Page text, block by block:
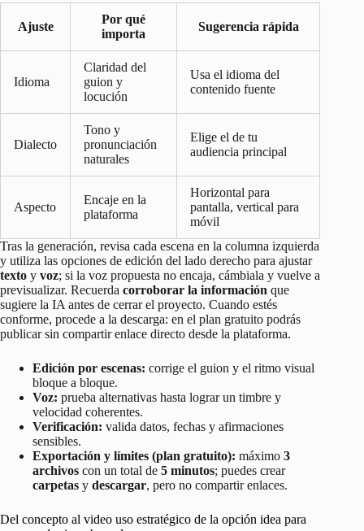
Ajuste
Por qué
importa
Sugerencia rápida
Idioma
Claridad del
guion y
locución
Usa el idioma del
contenido fuente
Dialecto
Tono y
pronunciación
naturales
Elige el de tu
audiencia principal
Aspecto
Encaje en la
plataforma
Horizontal para
pantalla, vertical para
móvil
Tras la generación, revisa cada escena en la columna izquierda
y utiliza las opciones de edición del lado derecho para ajustar
texto y voz; si la voz propuesta no encaja, cámbiala y vuelve a
previsualizar. Recuerda corroborar la información que
sugiere la IA antes de cerrar el proyecto. Cuando estés
conforme, procede a la descarga: en el plan gratuito podrás
publicar sin compartir enlace directo desde la plataforma.
Edición por escenas: corrige el guion y el ritmo visual
bloque a bloque.
Voz: prueba alternativas hasta lograr un timbre y
velocidad coherentes.
Verificación: valida datos, fechas y afirmaciones
sensibles.
Exportación y límites (plan gratuito): máximo 3
archivos con un total de 5 minutos; puedes crear
carpetas y descargar, pero no compartir enlaces.
Del concepto al video uso estratégico de la opción idea para